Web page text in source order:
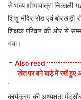
से भव्य शोभायात्रा निकाली
शिशु मंदिर रोड एवं बोरखेड़ी
शिक्षक परिवार की ओर से
गया।
खेत पर बने बाड़े में रखें हुए
कार्यक्रम की अध्यक्षता